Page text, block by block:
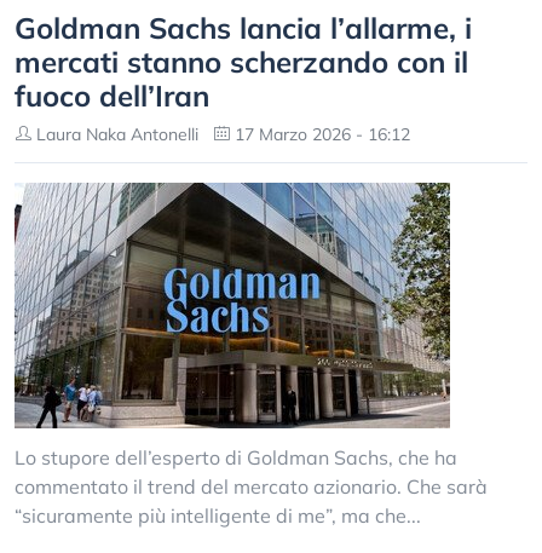
Goldman Sachs lancia l’allarme, i
mercati stanno scherzando con il
fuoco dell’Iran
Laura Naka Antonelli 17 Marzo 2026 - 16:12
Lo stupore dell’esperto di Goldman Sachs, che ha
commentato il trend del mercato azionario. Che sarà
“sicuramente più intelligente di me”, ma che...